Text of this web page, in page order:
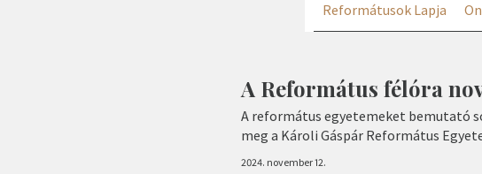
Reformátusok Lapja
A Református félóra
A református egyetemeket bemutató
meg a Károli Gáspár Református
2024. november 12.